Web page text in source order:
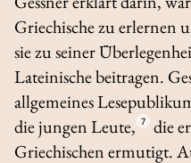
Griechische zu erlernen
sie zu seiner
Lateinische beitragen.
allgemeines
die jungen Leute, 7
die
Griechischen ermutigt.